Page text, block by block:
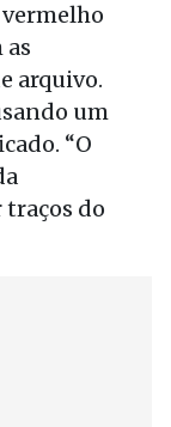
as
arquivo.
um
“O
do